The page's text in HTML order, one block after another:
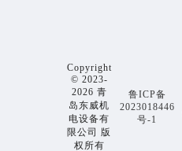
Copyright
© 2023-
2026 青
岛东威机
电设备有
限公司 版
权所有
鲁ICP备
2023018446
号-1